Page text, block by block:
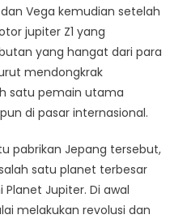
Vega kemudian setelah
jupiter Z1 yang
yang hangat dari para
mendongkrak
satu pemain utama
di pasar internasional.
pabrikan Jepang tersebut,
satu planet terbesar
Jupiter. Di awal
melakukan revolusi dan